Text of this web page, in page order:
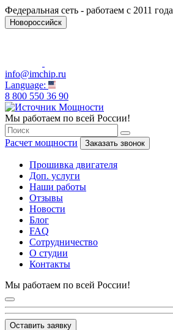
Федеральная сеть - работаем с 2011 года
Новороссийск
info@imchip.ru
Language:
8 800 550 36 90
Мы работаем по всей России!
Расчет мощности Заказать звонок
Прошивка двигателя
Доп. услуги
Наши работы
Отзывы
Новости
Блог
FAQ
Сотрудничество
О студии
Контакты
Мы работаем по всей России!
Оставить заявку